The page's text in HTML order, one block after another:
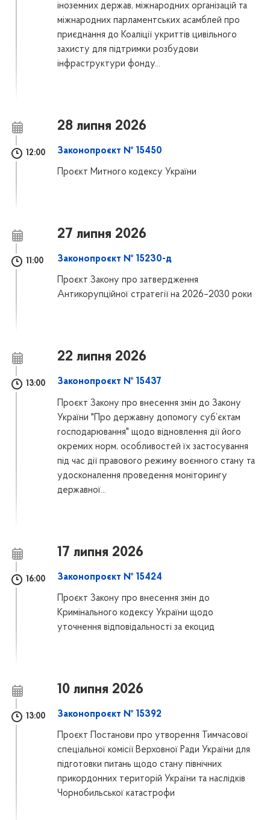
іноземних держав, міжнародних організацій та
міжнародних парламентських асамблей про
приєднання до Коаліції укриттів цивільного
захисту для підтримки розбудови
інфраструктури фонду...
28 липня 2026
12:00 Законопроєкт № 15450
Проєкт Митного кодексу України
27 липня 2026
11:00 Законопроєкт № 15230-д
Проєкт Закону про затвердження
Антикорупційної стратегії на 2026–2030 роки
22 липня 2026
13:00 Законопроєкт № 15437
Проєкт Закону про внесення змін до Закону
України "Про державну допомогу суб’єктам
господарювання" щодо відновлення дії його
окремих норм, особливостей їх застосування
під час дії правового режиму воєнного стану та
удосконалення проведення моніторингу
державної...
17 липня 2026
16:00 Законопроєкт № 15424
Проєкт Закону про внесення змін до
Кримінального кодексу України щодо
уточнення відповідальності за екоцид
10 липня 2026
13:00 Законопроєкт № 15392
Проєкт Постанови про утворення Тимчасової
спеціальної комісії Верховної Ради України для
підготовки питань щодо стану північних
прикордонних територій України та наслідків
Чорнобильської катастрофи